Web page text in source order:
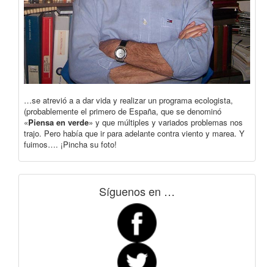
…se atrevió a a dar vida y realizar un programa ecologista,
(probablemente el primero de España, que se denominó
«Piensa en verde» y que múltiples y variados problemas nos
trajo. Pero había que ir para adelante contra viento y marea. Y
fuimos…. ¡Pincha su foto!
Síguenos en …